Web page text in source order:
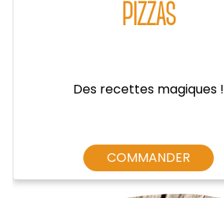
PIZZAS
Des recettes magiques !
COMMANDER